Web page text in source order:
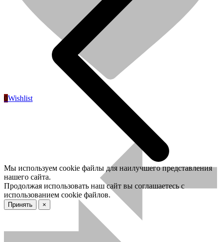
0Wishlist
Мы используем cookie файлы для наилучшего представления
нашего сайта.
Продолжая использовать наш сайт вы соглашаетесь с
использованием cookie файлов.
Принять ×